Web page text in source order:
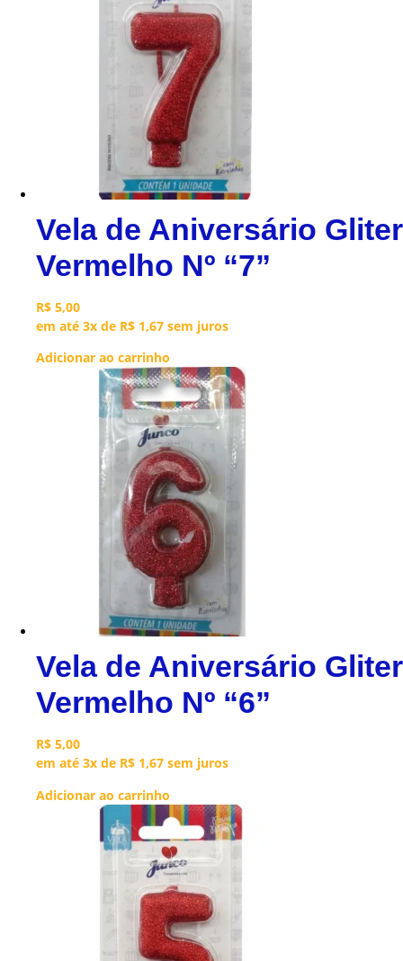
Vela de Aniversário Gliter
Vermelho Nº “7”
R$ 5,00
em até 3x de R$ 1,67 sem juros
Adicionar ao carrinho
Vela de Aniversário Gliter
Vermelho Nº “6”
R$ 5,00
em até 3x de R$ 1,67 sem juros
Adicionar ao carrinho